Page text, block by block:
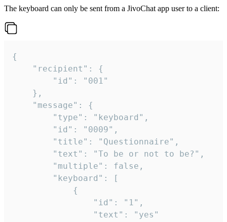
The keyboard can only be sent from a JivoChat app user to a client:
{